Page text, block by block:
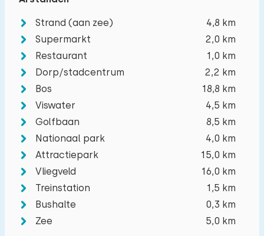
Het maximum aantal personen toegestaan in
woningen op dit vakantiepark is 7.
U kunt extra
baby's meenemen (2).
+
Aantal kinderen +
Aantal baby's +
Aantal huisdieren +
Strand (aan zee)
4,8 km
Supermarkt
2,0 km
Restaurant
1,0 km
Dorp/stadcentrum
2,2 km
Bos
18,8 km
Viswater
4,5 km
Golfbaan
8,5 km
Nationaal park
4,0 km
Attractiepark
15,0 km
Vliegveld
16,0 km
Treinstation
1,5 km
Bushalte
0,3 km
Zee
5,0 km